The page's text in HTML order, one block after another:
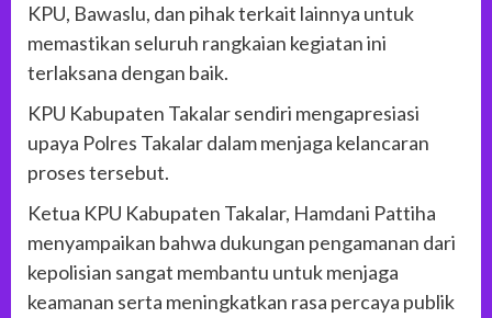
KPU, Bawaslu, dan pihak terkait lainnya untuk
memastikan seluruh rangkaian kegiatan ini
terlaksana dengan baik.
KPU Kabupaten Takalar sendiri mengapresiasi
upaya Polres Takalar dalam menjaga kelancaran
proses tersebut.
Ketua KPU Kabupaten Takalar, Hamdani Pattiha
menyampaikan bahwa dukungan pengamanan dari
kepolisian sangat membantu untuk menjaga
keamanan serta meningkatkan rasa percaya publik